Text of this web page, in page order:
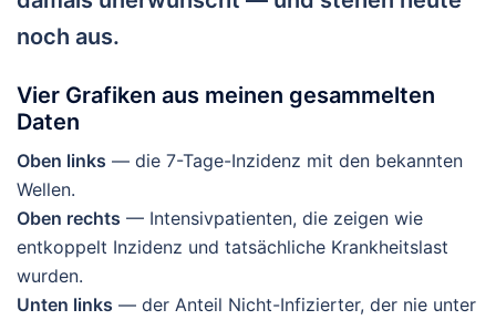
noch aus.
Vier Grafiken aus meinen gesammelten
Daten
Oben links — die 7-Tage-Inzidenz mit den bekannten
Wellen.
Oben rechts — Intensivpatienten, die zeigen wie
entkoppelt Inzidenz und tatsächliche Krankheitslast
wurden.
Unten links — der Anteil Nicht-Infizierter, der nie unter